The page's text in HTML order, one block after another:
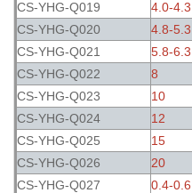
CS-YHG-Q019
4.0-4.3
CS-YHG-Q020
4.8-5.3
CS-YHG-Q021
5.8-6.3
CS-YHG-Q022
8
CS-YHG-Q023
10
CS-YHG-Q024
12
CS-YHG-Q025
15
CS-YHG-Q026
20
CS-YHG-Q027
0.4-0.6